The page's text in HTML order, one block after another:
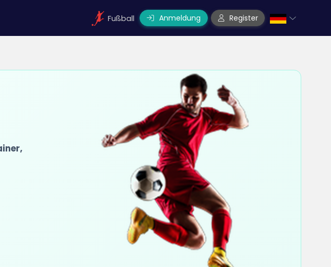
Fußball Anmeldung Register